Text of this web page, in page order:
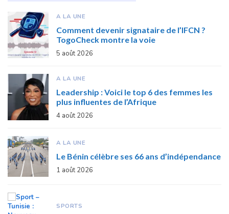
A LA UNE
Comment devenir signataire de l’IFCN ?
TogoCheck montre la voie
5 août 2026
A LA UNE
Leadership : Voici le top 6 des femmes les
plus influentes de l’Afrique
4 août 2026
A LA UNE
Le Bénin célèbre ses 66 ans d’indépendance
1 août 2026
SPORTS